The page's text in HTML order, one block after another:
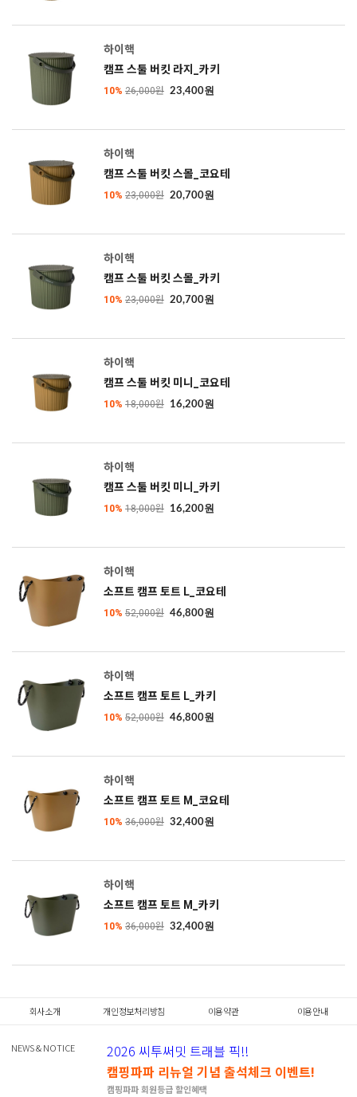
하이핵
캠프 스툴 버킷 라지_카키
10% 26,000원 23,400원
하이핵
캠프 스툴 버킷 스몰_코요테
10% 23,000원 20,700원
하이핵
캠프 스툴 버킷 스몰_카키
10% 23,000원 20,700원
하이핵
캠프 스툴 버킷 미니_코요테
10% 18,000원 16,200원
하이핵
캠프 스툴 버킷 미니_카키
10% 18,000원 16,200원
하이핵
소프트 캠프 토트 L_코요테
10% 52,000원 46,800원
하이핵
소프트 캠프 토트 L_카키
10% 52,000원 46,800원
하이핵
소프트 캠프 토트 M_코요테
10% 36,000원 32,400원
하이핵
소프트 캠프 토트 M_카키
10% 36,000원 32,400원
회사소개 개인정보처리방침 이용약관 이용안내
NEWS & NOTICE
2026 씨투써밋 트래블 픽!!
캠핑파파 리뉴얼 기념 출석체크 이벤트!
캠핑파파 회원등급 할인혜택